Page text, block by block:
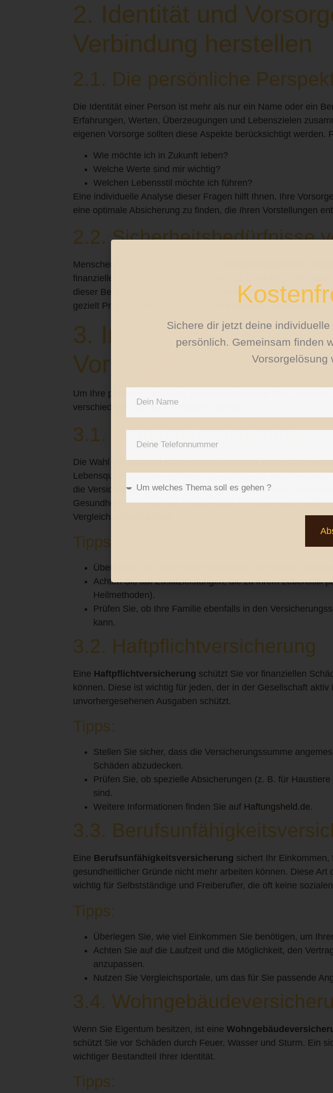
2. Identität und
Verbindung herstellen
2.1. Die persönliche
Die Identität einer Person ist mehr als nur ein Name oder ein
Erfahrungen, Werten, Überzeugungen und Lebenszielen
eigenen Vorsorge sollten diese Aspekte berücksichtigt werden.
Wie möchte ich in Zukunft leben?
Welche Werte sind mir wichtig?
Welchen Lebensstil möchte ich führen?
Eine individuelle Analyse dieser Fragen hilft Ihnen, Ihre
eine optimale Absicherung zu finden, die Ihren Vorstellungen
2.2. Sicherheitsbedürfnisse
Menschen haben unterschiedliche Sicherheitsbedürfnisse.
finanzieller oder physischer Natur sein. Es ist wichtig, sich
dieser Bedürfnisse für Sie am wichtigsten sind. Diese
gezielt Produkte auszuwählen, die Ihre Identität widerspiegeln.
3. Individuelle
Vorsorgemaßnahmen
Um Ihre persönlichen Werte und Lebensziele mit Ihrer Vorsorge
verschiedene Optionen in Betracht ziehen.
3.1. Krankenversicherung
Die Wahl der richtigenKrankenversicherungkann einen
Lebensqualität haben. Hierbei ist es wichtig, die verschiedenen
die Versicherung auszuwählen, die Ihren individuellen
Gesundheitsissourcen wieKrankenheld.debieten umfassende
Vergleichsmöglichkeiten.
Tipps:
Überlegen Sie, ob Sie eine gesetzliche oder private
Achten Sie auf Zusatzleistungen, die zu Ihrem Lebensstil
Heilmethoden).
Prüfen Sie, ob Ihre Familie ebenfalls in den
kann.
3.2. Haftpflichtversicherung
Eine Haftpflichtversicherung schützt Sie vor finanziellen
können. Diese ist wichtig für jeden, der in der Gesellschaft
unvorhergesehenen Ausgaben schützt.
Tipps:
Stellen Sie sicher, dass die Versicherungssumme
Schäden abzudecken.
Prüfen Sie, ob spezielle Absicherungen (z. B. für
sind.
Weitere Informationen finden Sie auf Haftungsheld.de.
3.3.
Eine Berufsunfähigkeitsversicherung sichert Ihr Einkommen,
gesundheitlicher Gründe nicht mehr arbeiten können. Diese Art
wichtig für Selbstständige und Freiberufler, die oft keine
Tipps:
Überlegen Sie, wie viel Einkommen Sie benötigen, um
Achten Sie auf die Laufzeit und die Möglichkeit, den
anzupassen.
Nutzen Sie Vergleichsportale, um das für Sie passende
3.4.
Wenn Sie Eigentum besitzen, ist eine
schützt Sie vor Schäden durch Feuer, Wasser und Sturm. Ein
wichtiger Bestandteil Ihrer Identität.
Tipps:
Sichere dir jetzt deine
persönlich. Gemeinsam finden
Vorsorgelösung